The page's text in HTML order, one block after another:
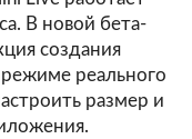
В новой бета-
создания
реального
размер и